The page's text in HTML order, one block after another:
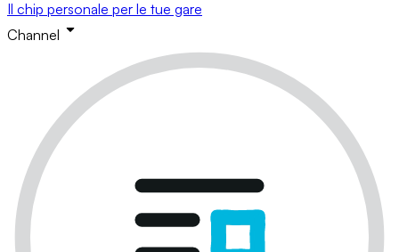
Il chip personale per le tue gare
Channel